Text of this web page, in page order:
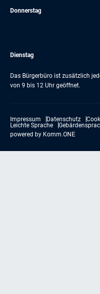
Donnerstag
Dienstag
Das Bürgerbüro ist zusätzlich
von 9 bis 12 Uhr geöffnet.
Impressum Datenschutz
Leichte Sprache
powered by Komm.ONE